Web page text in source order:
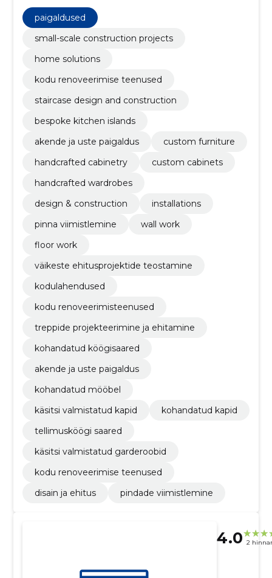
paigaldus, custom furniture, handcrafted cabinetry,
custom cabinets, handcrafted wardrobes
paigaldused
small-scale construction projects
home solutions
kodu renoveerimise teenused
staircase design and construction
bespoke kitchen islands
akende ja uste paigaldus
custom furniture
handcrafted cabinetry
custom cabinets
handcrafted wardrobes
design & construction
installations
pinna viimistlemine
wall work
floor work
väikeste ehitusprojektide teostamine
kodulahendused
kodu renoveerimisteenused
treppide projekteerimine ja ehitamine
kohandatud köögisaared
akende ja uste paigaldus
kohandatud mööbel
käsitsi valmistatud kapid
kohandatud kapid
tellimusköögi saared
käsitsi valmistatud garderoobid
kodu renoveerimise teenused
disain ja ehitus
pindade viimistlemine
4.0 2